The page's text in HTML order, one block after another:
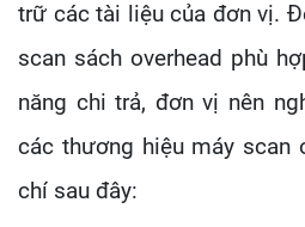
trữ các tài liệu của đơn vị.
scan sách overhead phù
năng chi trả, đơn vị nên
các thương hiệu máy scan
chí sau đây: